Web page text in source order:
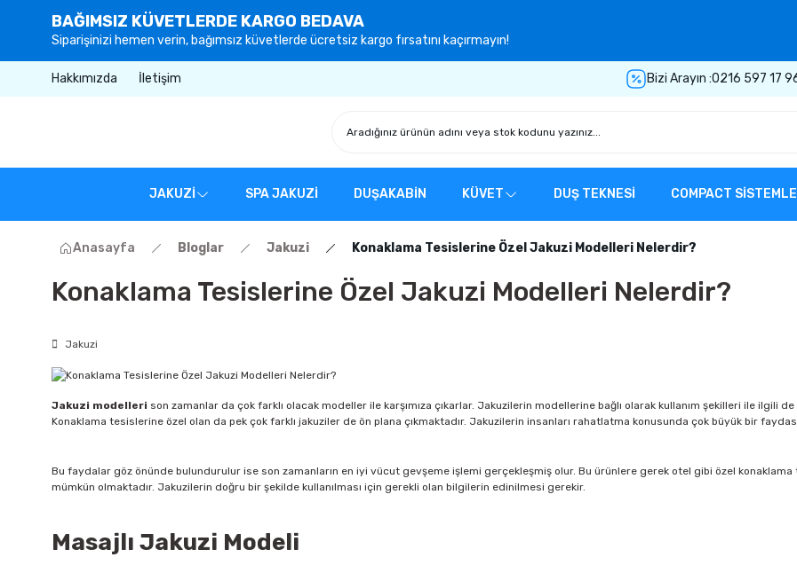
BAĞIMSIZ KÜVETLERDE KARGO BEDAVA
Siparişinizi hemen verin, bağımsız küvetlerde ücretsiz kargo fırsatını kaçırmayın!
Hakkımızda İletişim Bizi Arayın :0216 597 17
JAKUZİ SPA JAKUZİ DUŞAKABİN KÜVET DUŞ TEKNESİ COMPACT
Anasayfa Bloglar Jakuzi Konaklama Tesislerine Özel Jakuzi Modelleri Nelerdir?
Konaklama Tesislerine Özel Jakuzi Modelleri Nelerdir?
Jakuzi
Jakuzi modelleri son zamanlar da çok farklı olacak modeller ile karşımıza çıkarlar. Jakuzilerin modellerine bağlı olarak kullanım şekilleri ile ilgili
Konaklama tesislerine özel olan da pek çok farklı jakuziler de ön plana çıkmaktadır. Jakuzilerin insanları rahatlatma konusunda çok büyük bir
Bu faydalar göz önünde bulundurulur ise son zamanların en iyi vücut gevşeme işlemi gerçekleşmiş olur. Bu ürünlere gerek otel gibi özel
mümkün olmaktadır. Jakuzilerin doğru bir şekilde kullanılması için gerekli olan bilgilerin edinilmesi gerekir.
Masajlı Jakuzi Modeli